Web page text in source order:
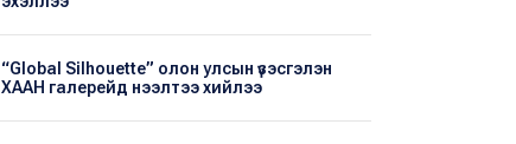
“Global Silhouette” олон улсын үзэсгэлэн
ХААН галерейд нээлтээ хийлээ